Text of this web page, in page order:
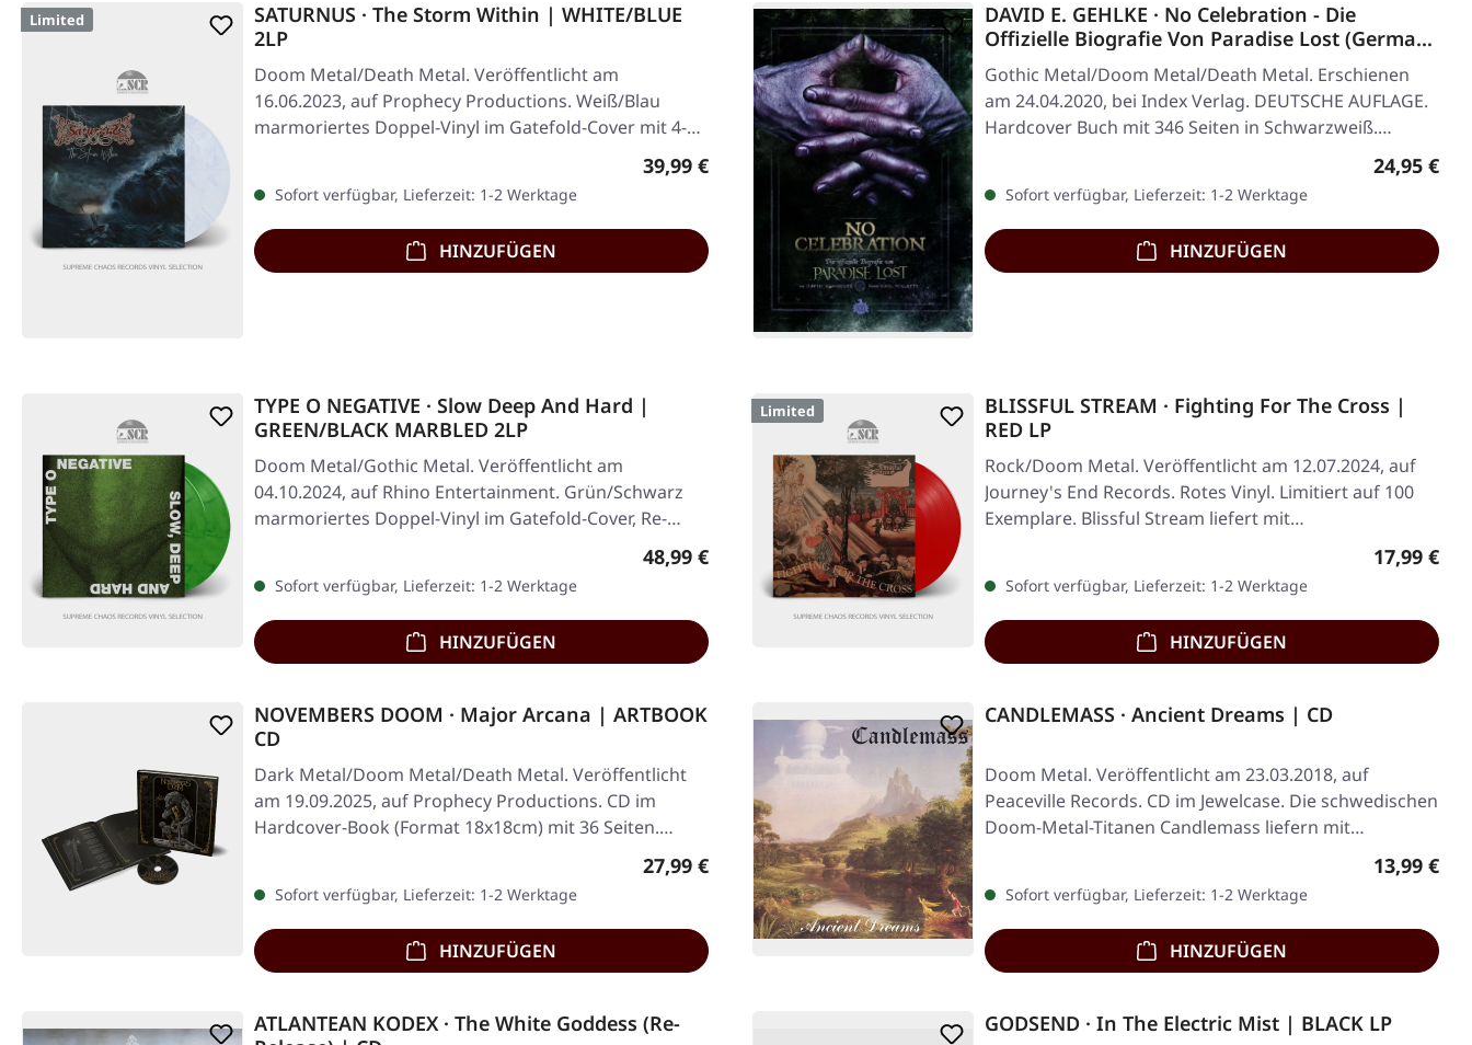
Limited
SATURNUS · The Storm Within | WHITE/BLUE
2LP
Doom Metal/Death Metal. Veröffentlicht am
16.06.2023, auf Prophecy Productions. Weiß/Blau
marmoriertes Doppel-Vinyl im Gatefold-Cover mit 4-
Regulärer Preis:
39,99 €
Sofort verfügbar, Lieferzeit: 1-2 Werktage
HINZUFÜGEN
DAVID E. GEHLKE · No Celebration - Die
Offizielle Biografie Von Paradise Lost (German
Edition) | BOOK
Gothic Metal/Doom Metal/Death Metal. Erschienen
am 24.04.2020, bei Index Verlag. DEUTSCHE AUFLAGE.
Hardcover Buch mit 346 Seiten in Schwarzweiß.…
Regulärer
24,95 €
Sofort verfügbar, Lieferzeit: 1-2 Werktage
HINZUFÜGEN
TYPE O NEGATIVE · Slow Deep And Hard |
GREEN/BLACK MARBLED 2LP
Doom Metal/Gothic Metal. Veröffentlicht am
04.10.2024, auf Rhino Entertainment. Grün/Schwarz
marmoriertes Doppel-Vinyl im Gatefold-Cover, Re-
Regulärer Preis:
48,99 €
Sofort verfügbar, Lieferzeit: 1-2 Werktage
HINZUFÜGEN
Limited
BLISSFUL STREAM · Fighting For The Cross |
RED LP
Rock/Doom Metal. Veröffentlicht am 12.07.2024, auf
Journey's End Records. Rotes Vinyl. Limitiert auf 100
Exemplare. Blissful Stream liefert mit…
Regulärer
17,99 €
Sofort verfügbar, Lieferzeit: 1-2 Werktage
HINZUFÜGEN
NOVEMBERS DOOM · Major Arcana | ARTBOOK
CD
Dark Metal/Doom Metal/Death Metal. Veröffentlicht
am 19.09.2025, auf Prophecy Productions. CD im
Hardcover-Book (Format 18x18cm) mit 36 Seiten.…
Regulärer Preis:
27,99 €
Sofort verfügbar, Lieferzeit: 1-2 Werktage
HINZUFÜGEN
CANDLEMASS · Ancient Dreams | CD
Doom Metal. Veröffentlicht am 23.03.2018, auf
Peaceville Records. CD im Jewelcase. Die schwedischen
Doom-Metal-Titanen Candlemass liefern mit…
Regulärer
13,99 €
Sofort verfügbar, Lieferzeit: 1-2 Werktage
HINZUFÜGEN
ATLANTEAN KODEX · The White Goddess (Re-
GODSEND · In The Electric Mist | BLACK LP